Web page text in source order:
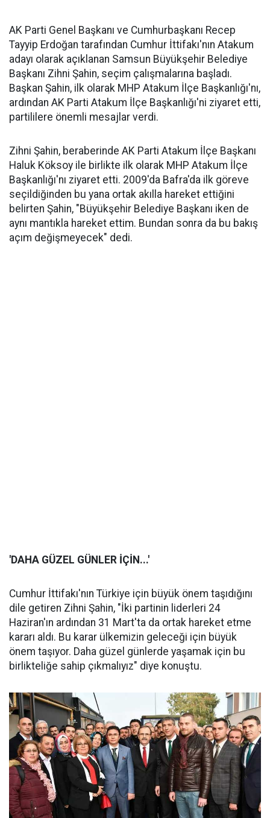
AK Parti Genel Başkanı ve Cumhurbaşkanı Recep
Tayyip Erdoğan tarafından Cumhur İttifakı'nın Atakum
adayı olarak açıklanan Samsun Büyükşehir Belediye
Başkanı Zihni Şahin, seçim çalışmalarına başladı.
Başkan Şahin, ilk olarak MHP Atakum İlçe Başkanlığı'nı,
ardından AK Parti Atakum İlçe Başkanlığı'ni ziyaret etti,
partililere önemli mesajlar verdi.
Zihni Şahin, beraberinde AK Parti Atakum İlçe Başkanı
Haluk Köksoy ile birlikte ilk olarak MHP Atakum İlçe
Başkanlığı'nı ziyaret etti. 2009'da Bafra'da ilk göreve
seçildiğinden bu yana ortak akılla hareket ettiğini
belirten Şahin, "Büyükşehir Belediye Başkanı iken de
aynı mantıkla hareket ettim. Bundan sonra da bu bakış
açım değişmeyecek" dedi.
'DAHA GÜZEL GÜNLER İÇİN...'
Cumhur İttifakı'nın Türkiye için büyük önem taşıdığını
dile getiren Zihni Şahin, "İki partinin liderleri 24
Haziran'ın ardından 31 Mart'ta da ortak hareket etme
kararı aldı. Bu karar ülkemizin geleceği için büyük
önem taşıyor. Daha güzel günlerde yaşamak için bu
birlikteliğe sahip çıkmalıyız" diye konuştu.